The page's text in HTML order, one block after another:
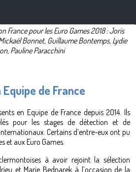
France pour les Euro Games 2018 : Joris
Bonnet, Guillaume Bontemps, Lydie
Pauline Paracchini
de France
en Equipe de France depuis 2014. Ils
pour les stages de détection et de
Certains d’entre-eux ont pu
et aux Euro Games.
à avoir rejoint la sélection
et Marie Bednarek à l’occasion de la